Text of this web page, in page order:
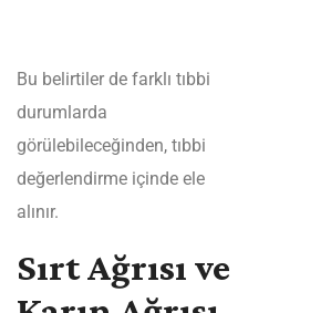
Bu belirtiler de farklı tıbbi
durumlarda
görülebileceğinden, tıbbi
değerlendirme içinde ele
alınır.
Sırt Ağrısı ve